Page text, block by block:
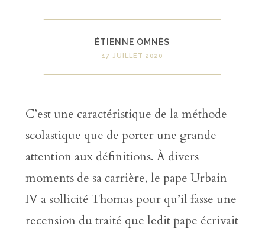
ÉTIENNE OMNÈS
17 JUILLET 2020
C’est une caractéristique de la méthode
scolastique que de porter une grande
attention aux définitions. À divers
moments de sa carrière, le pape Urbain
IV a sollicité Thomas pour qu’il fasse une
recension du traité que ledit pape écrivait